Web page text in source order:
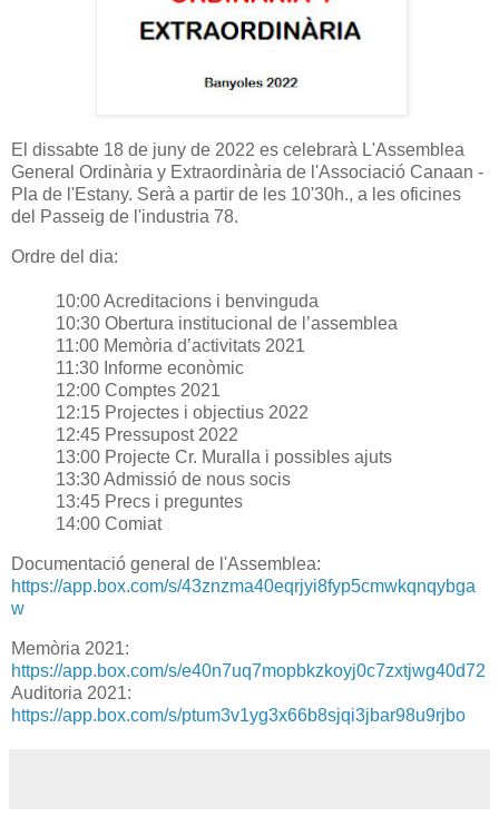
El dissabte 18 de juny de 2022 es celebrarà L'Assemblea
General Ordinària y Extraordinària de l'Associació Canaan -
Pla de l'Estany. Serà a partir de les 10'30h., a les oficines
del Passeig de l'industria 78.
Ordre del dia:
10:00 Acreditacions i benvinguda
10:30 Obertura institucional de l’assemblea
11:00 Memòria d’activitats 2021
11:30 Informe econòmic
12:00 Comptes 2021
12:15 Projectes i objectius 2022
12:45 Pressupost 2022
13:00 Projecte Cr. Muralla i possibles ajuts
13:30 Admissió de nous socis
13:45 Precs i preguntes
14:00 Comiat
Documentació general de l'Assemblea:
https://app.box.com/s/43znzma40eqrjyi8fyp5cmwkqnqybga
w
Memòria 2021:
https://app.box.com/s/e40n7uq7mopbkzkoyj0c7zxtjwg40d72
Auditoria 2021:
https://app.box.com/s/ptum3v1yg3x66b8sjqi3jbar98u9rjbo